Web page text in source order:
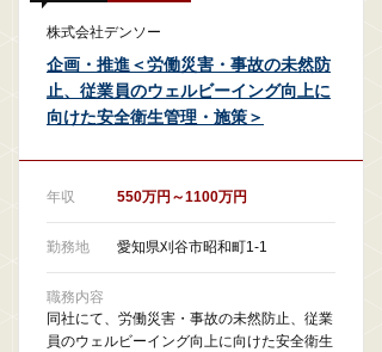
株式会社デンソー
企画・推進＜労働災害・事故の未然防
止、従業員のウェルビーイング向上に
向けた安全衛生管理・施策＞
年収 550万円～1100万円
勤務地 愛知県刈谷市昭和町1-1
職務内容
同社にて、労働災害・事故の未然防止、従業
員のウェルビーイング向上に向けた安全衛生